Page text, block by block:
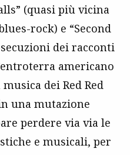
(quasi più vicina
rock) e “Second
dei racconti
americano
dei Red Red
una mutazione
perdere via via le
e musicali, per